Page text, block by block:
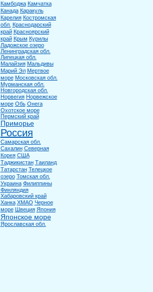
Камбоджа Камчатка
Канада Каракуль
Карелия Костромская
обл. Краснодарский
край Красноярский
край Крым Курилы
Ладожское озеро
Ленинградская обл.
Липецкая обл.
Малайзия Мальдивы
Марий Эл Мертвое
море Московская обл.
Мурманская обл.
Новгородская обл.
Норвегия Норвежское
море Обь Онега
Охотское море
Пермский край
Приморье
Россия
Самарская обл.
Сахалин Северная
Корея США
Таджикистан Таиланд
Татарстан Телецкое
озеро Томская обл.
Украина Филиппины
Финляндия
Хабаровский край
Ханка ХМАО Черное
море Швеция Япония
Японское море
Ярославская обл.